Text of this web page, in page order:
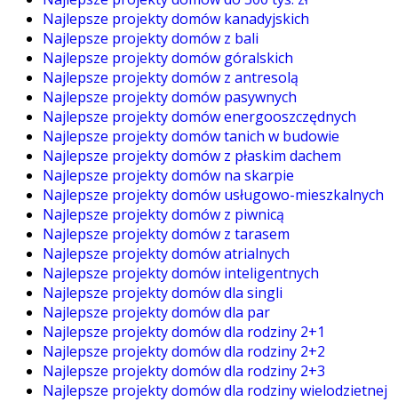
Najlepsze projekty domów kanadyjskich
Najlepsze projekty domów z bali
Najlepsze projekty domów góralskich
Najlepsze projekty domów z antresolą
Najlepsze projekty domów pasywnych
Najlepsze projekty domów energooszczędnych
Najlepsze projekty domów tanich w budowie
Najlepsze projekty domów z płaskim dachem
Najlepsze projekty domów na skarpie
Najlepsze projekty domów usługowo-mieszkalnych
Najlepsze projekty domów z piwnicą
Najlepsze projekty domów z tarasem
Najlepsze projekty domów atrialnych
Najlepsze projekty domów inteligentnych
Najlepsze projekty domów dla singli
Najlepsze projekty domów dla par
Najlepsze projekty domów dla rodziny 2+1
Najlepsze projekty domów dla rodziny 2+2
Najlepsze projekty domów dla rodziny 2+3
Najlepsze projekty domów dla rodziny wielodzietnej